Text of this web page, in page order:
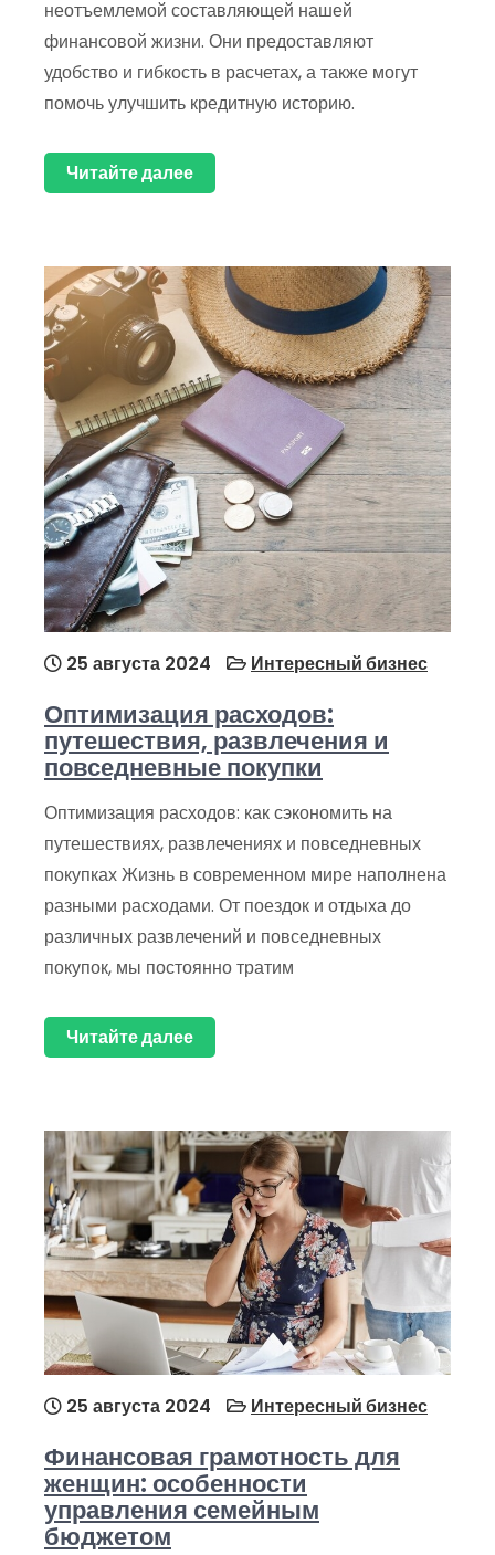
неотъемлемой составляющей нашей
финансовой жизни. Они предоставляют
удобство и гибкость в расчетах, а также могут
помочь улучшить кредитную историю.
Читайте далее
25 августа 2024 Интересный бизнес
Оптимизация расходов:
путешествия, развлечения и
повседневные покупки
Оптимизация расходов: как сэкономить на
путешествиях, развлечениях и повседневных
покупках Жизнь в современном мире наполнена
разными расходами. От поездок и отдыха до
различных развлечений и повседневных
покупок, мы постоянно тратим
Читайте далее
25 августа 2024 Интересный бизнес
Финансовая грамотность для
женщин: особенности
управления семейным
бюджетом